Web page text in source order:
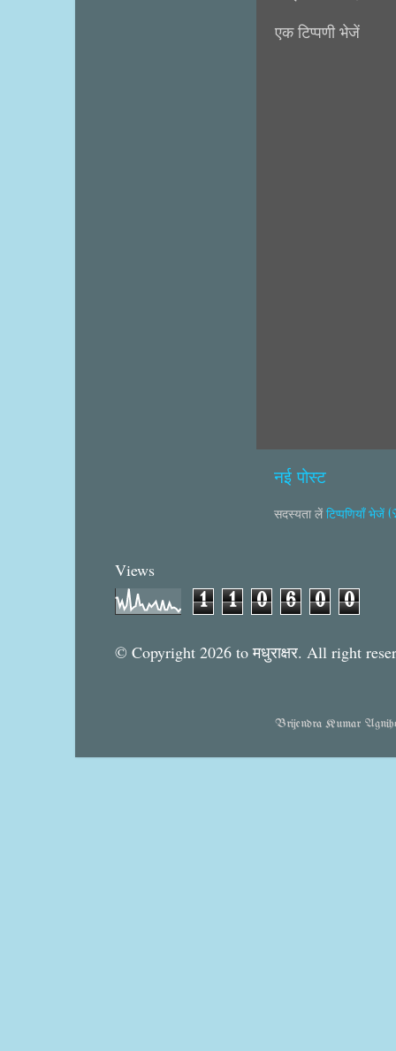
एक टिप्पणी भेजें
नई पोस्ट
सदस्यता लें टिप्पणियाँ भेजें
Views
1 1 0 6 0 0
© Copyright 2026 to मधुराक्षर. All right
Brijendra Kumar